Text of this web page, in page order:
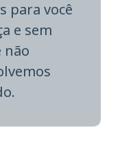
para você
e sem
não